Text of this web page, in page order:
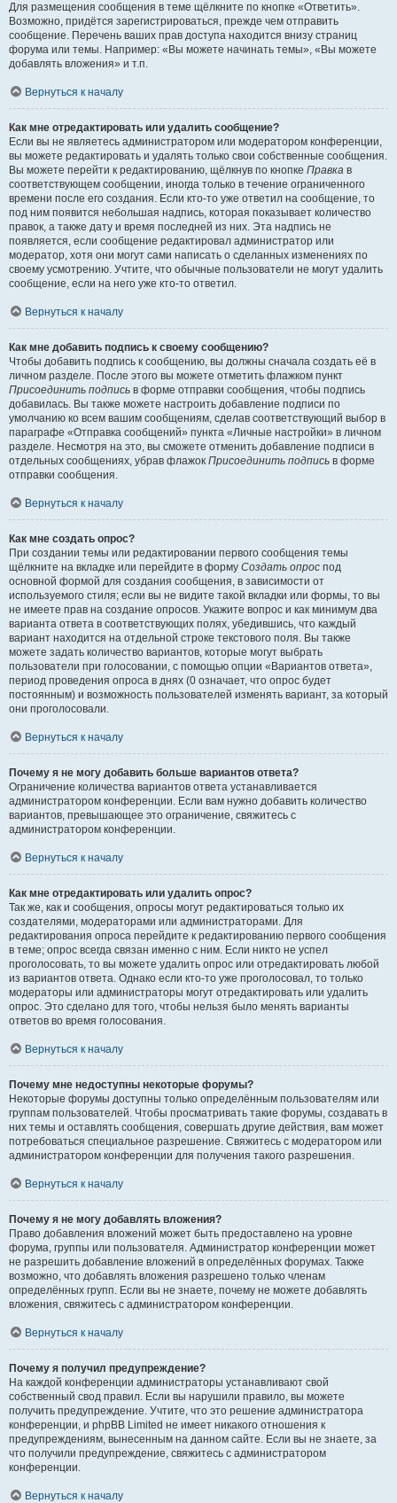
Для размещения сообщения в теме щёлкните по кнопке «Ответить».
Возможно, придётся зарегистрироваться, прежде чем отправить
сообщение. Перечень ваших прав доступа находится внизу страниц
форума или темы. Например: «Вы можете начинать темы», «Вы можете
добавлять вложения» и т.п.
Вернуться к началу
Как мне отредактировать или удалить сообщение?
Если вы не являетесь администратором или модератором конференции,
вы можете редактировать и удалять только свои собственные сообщения.
Вы можете перейти к редактированию, щёлкнув по кнопке Правка в
соответствующем сообщении, иногда только в течение ограниченного
времени после его создания. Если кто-то уже ответил на сообщение, то
под ним появится небольшая надпись, которая показывает количество
правок, а также дату и время последней из них. Эта надпись не
появляется, если сообщение редактировал администратор или
модератор, хотя они могут сами написать о сделанных изменениях по
своему усмотрению. Учтите, что обычные пользователи не могут удалить
сообщение, если на него уже кто-то ответил.
Вернуться к началу
Как мне добавить подпись к своему сообщению?
Чтобы добавить подпись к сообщению, вы должны сначала создать её в
личном разделе. После этого вы можете отметить флажком пункт
Присоединить подпись в форме отправки сообщения, чтобы подпись
добавилась. Вы также можете настроить добавление подписи по
умолчанию ко всем вашим сообщениям, сделав соответствующий выбор в
параграфе «Отправка сообщений» пункта «Личные настройки» в личном
разделе. Несмотря на это, вы сможете отменить добавление подписи в
отдельных сообщениях, убрав флажок Присоединить подпись в форме
отправки сообщения.
Вернуться к началу
Как мне создать опрос?
При создании темы или редактировании первого сообщения темы
щёлкните на вкладке или перейдите в форму Создать опрос под
основной формой для создания сообщения, в зависимости от
используемого стиля; если вы не видите такой вкладки или формы, то вы
не имеете прав на создание опросов. Укажите вопрос и как минимум два
варианта ответа в соответствующих полях, убедившись, что каждый
вариант находится на отдельной строке текстового поля. Вы также
можете задать количество вариантов, которые могут выбрать
пользователи при голосовании, с помощью опции «Вариантов ответа»,
период проведения опроса в днях (0 означает, что опрос будет
постоянным) и возможность пользователей изменять вариант, за который
они проголосовали.
Вернуться к началу
Почему я не могу добавить больше вариантов ответа?
Ограничение количества вариантов ответа устанавливается
администратором конференции. Если вам нужно добавить количество
вариантов, превышающее это ограничение, свяжитесь с
администратором конференции.
Вернуться к началу
Как мне отредактировать или удалить опрос?
Так же, как и сообщения, опросы могут редактироваться только их
создателями, модераторами или администраторами. Для
редактирования опроса перейдите к редактированию первого сообщения
в теме; опрос всегда связан именно с ним. Если никто не успел
проголосовать, то вы можете удалить опрос или отредактировать любой
из вариантов ответа. Однако если кто-то уже проголосовал, то только
модераторы или администраторы могут отредактировать или удалить
опрос. Это сделано для того, чтобы нельзя было менять варианты
ответов во время голосования.
Вернуться к началу
Почему мне недоступны некоторые форумы?
Некоторые форумы доступны только определённым пользователям или
группам пользователей. Чтобы просматривать такие форумы, создавать в
них темы и оставлять сообщения, совершать другие действия, вам может
потребоваться специальное разрешение. Свяжитесь с модератором или
администратором конференции для получения такого разрешения.
Вернуться к началу
Почему я не могу добавлять вложения?
Право добавления вложений может быть предоставлено на уровне
форума, группы или пользователя. Администратор конференции может
не разрешить добавление вложений в определённых форумах. Также
возможно, что добавлять вложения разрешено только членам
определённых групп. Если вы не знаете, почему не можете добавлять
вложения, свяжитесь с администратором конференции.
Вернуться к началу
Почему я получил предупреждение?
На каждой конференции администраторы устанавливают свой
собственный свод правил. Если вы нарушили правило, вы можете
получить предупреждение. Учтите, что это решение администратора
конференции, и phpBB Limited не имеет никакого отношения к
предупреждениям, вынесенным на данном сайте. Если вы не знаете, за
что получили предупреждение, свяжитесь с администратором
конференции.
Вернуться к началу